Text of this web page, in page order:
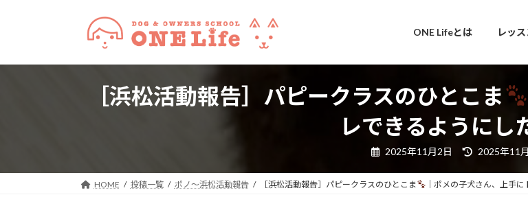
ONE Lifeとは レッ
［浜松活動報告］パピークラスのひとこま
レできるようにし
2025年11月2日
最
新
日
2025年11
HOME 投稿一覧 ポノ～浜松活動報告 ［浜松活動報告］パピークラスのひとこま ｜ポメの子犬さん、上手